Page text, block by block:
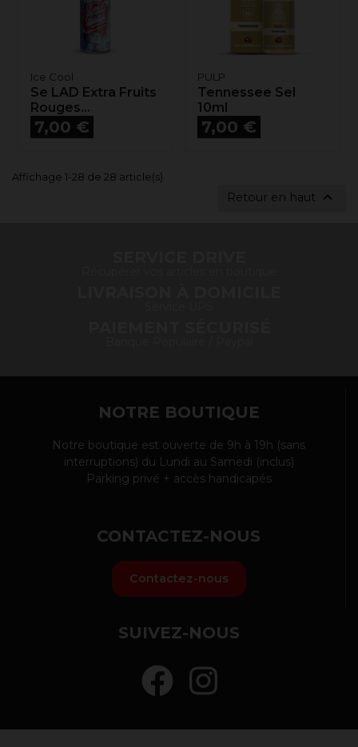
Ice Cool
Se LAD Extra Fruits
Rouges...
Prix
7,00 €
PULP
Tennessee Sel
10ml
Prix
7,00 €
Affichage 1-28 de 28 article(s)
Retour en haut 
NOTRE BOUTIQUE
Notre boutique est ouverte de 9h à 19h (sans
interruptions) du Lundi au Samedi (inclus)
Parking privé + accès handicapés
CONTACTEZ-NOUS
Contactez-nous
SUIVEZ-NOUS